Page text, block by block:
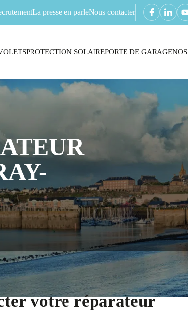
La presse en parleNous contacter
PROTECTION SOLAIREPORTE DE GARAGE
votre réparateur